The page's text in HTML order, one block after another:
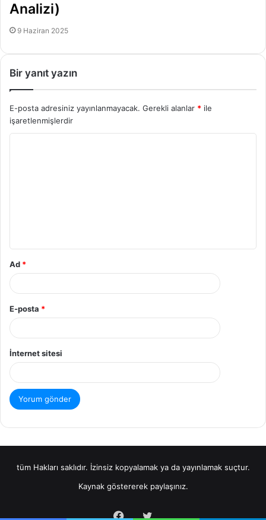
Analizi)
9 Haziran 2025
Bir yanıt yazın
E-posta adresiniz yayınlanmayacak. Gerekli alanlar * ile
işaretlenmişlerdir
Ad *
E-posta *
İnternet sitesi
tüm Hakları saklıdır. İzinsiz kopyalamak ya da yayınlamak suçtur.
Kaynak göstererek paylaşınız.
Facebook
X